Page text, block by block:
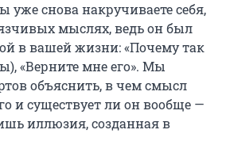
уже снова накручиваете себя,
мыслях, ведь он был
в вашей жизни: «Почему так
«Верните мне его». Мы
объяснить, в чем смысл
и существует ли он вообще —
иллюзия, созданная в